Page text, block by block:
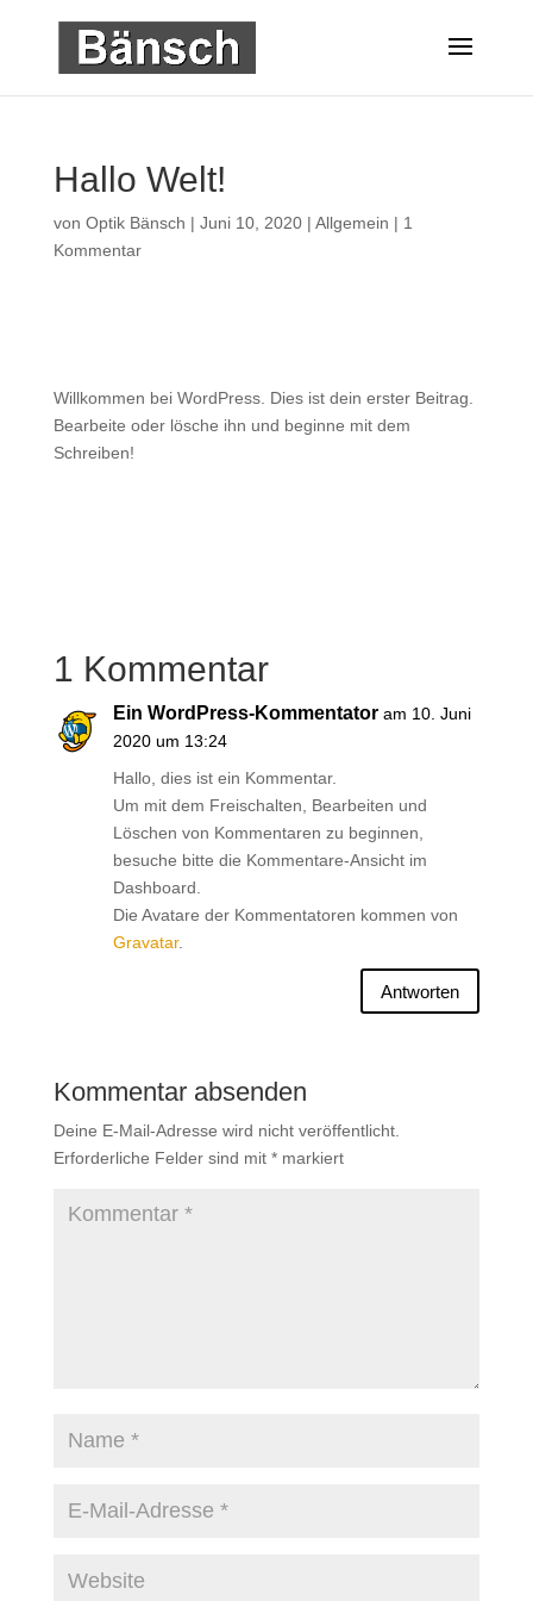
Hallo Welt!
von Optik Bänsch | Juni 10, 2020| Allgemein | 1
Kommentar
Willkommen bei WordPress. Dies ist dein erster Beitrag.
Bearbeite oder lösche ihn und beginne mit dem
Schreiben!
1 Kommentar
Ein WordPress-Kommentator am 10. Juni
2020 um 13:24
Hallo, dies ist ein Kommentar.
Um mit dem Freischalten, Bearbeiten und
Löschen von Kommentaren zu beginnen,
besuche bitte die Kommentare-Ansicht im
Dashboard.
Die Avatare der Kommentatoren kommen von
Gravatar.
Antworten
Kommentar absenden
Deine E-Mail-Adresse wird nicht veröffentlicht.
Erforderliche Felder sind mit *markiert